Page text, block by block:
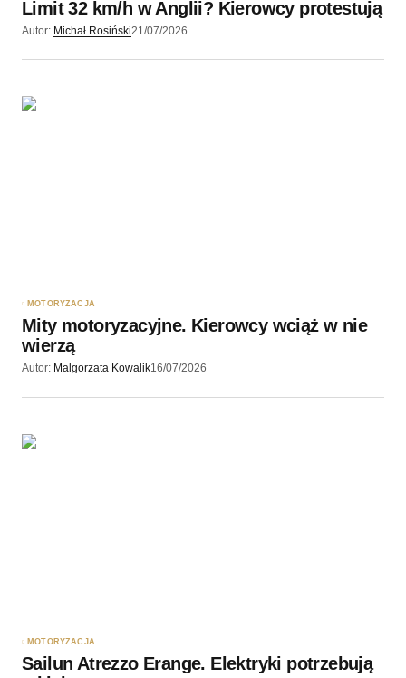
Wyślij komentarz
Limit 32 km/h w Anglii? Kierowcy protestują
Autor: Michał Rosiński21/07/2026
MOTORYZACJA
Mity motoryzacyjne. Kierowcy wciąż w nie
wierzą
Autor: Malgorzata Kowalik16/07/2026
MOTORYZACJA
Sailun Atrezzo Erange. Elektryki potrzebują